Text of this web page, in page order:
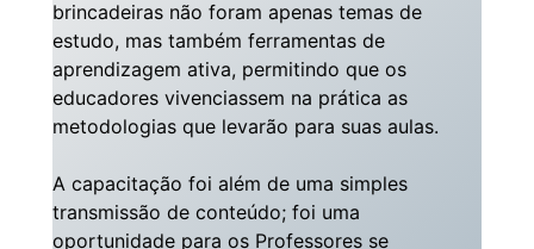
brincadeiras não foram apenas temas de
estudo, mas também ferramentas de
aprendizagem ativa, permitindo que os
educadores vivenciassem na prática as
metodologias que levarão para suas aulas.
A capacitação foi além de uma simples
transmissão de conteúdo; foi uma
oportunidade para os Professores se